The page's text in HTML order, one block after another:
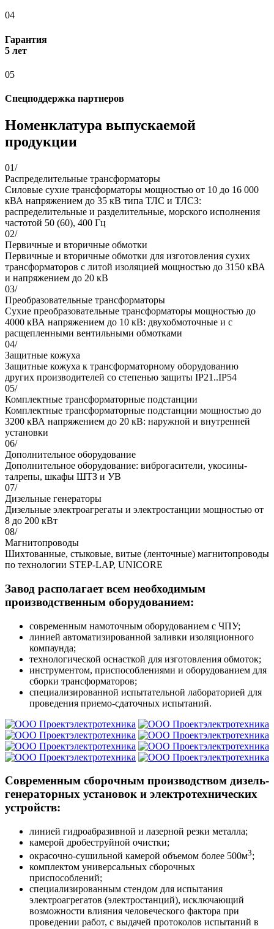
04
Гарантия
5 лет
05
Спецподдержка партнеров
Номенклатура выпускаемой
продукции
01/
Распределительные трансформаторы
Силовые сухие трансформаторы мощностью от 10 до 16 000
кВА напряжением до 35 кВ типа ТЛС и ТЛСЗ:
распределительные и разделительные, морского исполнения
частотой 50 (60), 400 Гц
02/
Первичные и вторичные обмотки
Первичные и вторичные обмотки для изготовления сухих
трансформаторов с литой изоляцией мощностью до 3150 кВА
и напряжением до 20 кВ
03/
Преобразовательные трансформаторы
Сухие преобразовательные трансформаторы мощностью до
4000 кВА напряжением до 10 кВ: двухобмоточные и с
расщепленными вентильными обмотками
04/
Защитные кожуха
Защитные кожуха к трансформаторному оборудованию
других производителей со степенью защиты IP21..IP54
05/
Комплектные трансформаторные подстанции
Комплектные трансформаторные подстанции мощностью до
3200 кВА напряжением до 20 кВ: наружной и внутренней
установки
06/
Дополнительное оборудование
Дополнительное оборудование: виброгасители, укосины-
талрепы, шкафы ШТЗ и УВ
07/
Дизельные генераторы
Дизельные электроагрегаты и электростанции мощностью от
8 до 200 кВт
08/
Магнитопроводы
Шихтованные, стыковые, витые (ленточные) магнитопроводы
по технологии STEP-LAP, UNICORE
Завод располагает всем необходимым
производственным оборудованием:
современным намоточным оборудованием с ЧПУ;
линией автоматизированной заливки изоляционного
компаунда;
технологической оснасткой для изготовления обмоток;
инструментом, приспособлениями и оборудованием для
сборки трансформаторов;
специализированной испытательной лабораторией для
проведения приемо-сдаточных испытаний.
Современным сборочным производством дизель-
генераторных установок и электротехнических
устройств:
линией гидроабразивной и лазерной резки металла;
камерой дробеструйной очистки;
окрасочно-сушильной камерой объемом более 500м3;
комплектом универсальных сборочных
приспособлений;
специализированным стендом для испытания
электроагрегатов (электростанций), исключающий
возможности влияния человеческого фактора при
проведении работ, с выдачей протоколов испытаний в